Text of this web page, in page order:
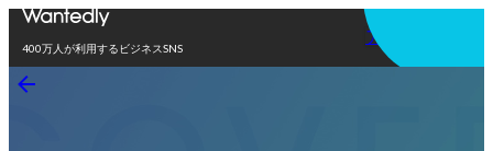
400万人が利用するビジネスSNS
アプリを使う